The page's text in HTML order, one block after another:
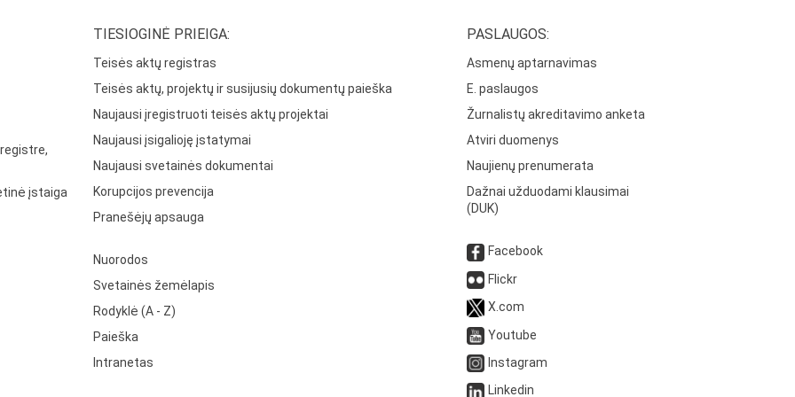
įstaiga
TIESIOGINĖ PRIEIGA:
Teisės aktų registras
Teisės aktų, projektų ir susijusių dokumentų paieška
Naujausi įregistruoti teisės aktų projektai
Naujausi įsigalioję įstatymai
Naujausi svetainės dokumentai
Korupcijos prevencija
Pranešėjų apsauga
Nuorodos
Svetainės žemėlapis
Rodyklė (A - Z)
Paieška
Intranetas
PASLAUGOS:
Asmenų aptarnavimas
E. paslaugos
Žurnalistų akreditavimo anketa
Atviri duomenys
Naujienų prenumerata
Dažnai užduodami klausimai
(DUK)
Facebook
Flickr
X.com
Youtube
Instagram
Linkedin